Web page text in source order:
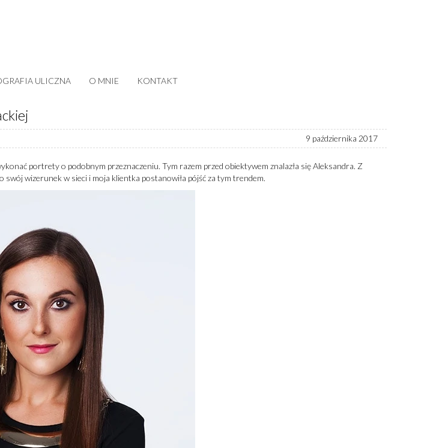
ULICZNA O MNIE KONTAKT
9 października 2017
portrety o podobnym przeznaczeniu. Tym razem przed obiektywem znalazła się Aleksandra. Z
swój wizerunek w sieci i moja klientka postanowiła pójść za tym trendem.